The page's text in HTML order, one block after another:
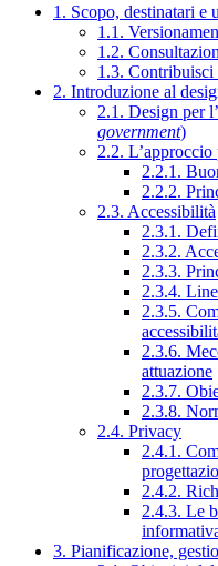
1. Scopo, destinatari e
1.1.
1.2.
1.3. Contribuisci
2. Introduzione al
2.1. Design per
government)
2.2. L’approccio
2.2.1.
2.2.2.
2.3. Accessibilità
2.3.1.
2.3.2.
2.3.3.
2.3.4.
2.3.5.
2.3.6.
attuazione
2.3.7.
2.3.8.
2.4. Privacy
2.4.1.
2.4.2.
2.4.3. Le
3. Pianificazione,